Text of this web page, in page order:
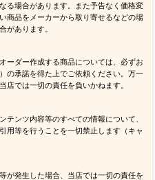
る場合があります。また予告なく価格変
商品をメーカーから取り寄せるなどの場
があります。
ーダー作成する商品については、必ずお
の承諾を得た上でご依頼ください。万一
店では一切の責任を負いかねます。
テンツ内容等のすべての情報について、
用等を行うことを一切禁止します（キャ
が発生した場合、当店では一切の責任を